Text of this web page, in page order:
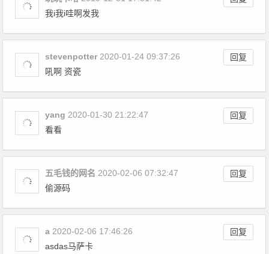
我i我i哇啊发我
stevenpotter 回复
2020-01-24 09:37:26
吼啊 资瓷
yang 回复
2020-01-30 21:22:47
看看
五毛钱的网名 回复
2020-02-06 07:32:47
偷源码
a 回复
2020-02-06 17:46:26
asdas马萨卡